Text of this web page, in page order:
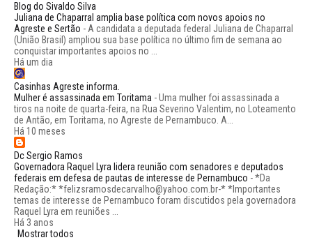
Blog do Sivaldo Silva
Juliana de Chaparral amplia base política com novos apoios no
Agreste e Sertão - A candidata a deputada federal Juliana de Chaparral
(União Brasil) ampliou sua base política no último fim de semana ao
conquistar importantes apoios no ...
Há um dia
Casinhas Agreste informa.
Mulher é assassinada em Toritama -Uma mulher foi assassinada a
tiros na noite de quarta-feira, na Rua Severino Valentim, no Loteamento
de Antão, em Toritama, no Agreste de Pernambuco. A...
Há 10 meses
Dc Sergio Ramos
Governadora Raquel Lyra lidera reunião com senadores e deputados
federais em defesa de pautas de interesse de Pernambuco -*Da
Redação:* *felizsramosdecarvalho@yahoo.com.br-* *Importantes
temas de interesse de Pernambuco foram discutidos pela governadora
Raquel Lyra em reuniões ...
Há 3 anos
Mostrar todos